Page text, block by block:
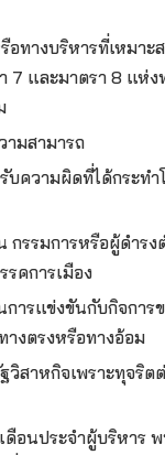
ทางบริหารที่เหมาะ
7 และมาตรา 8 แห่ง
ามสามารถ
บความผิดที่ได้กระทำ
กรรมการหรือผู้ดำร
คการเมือง
ารแข่งขันกับกิจการ
งตรงหรือทางอ้อม
วิสาหกิจเพราะทุจริ
ดือนประจําผู้บริหาร